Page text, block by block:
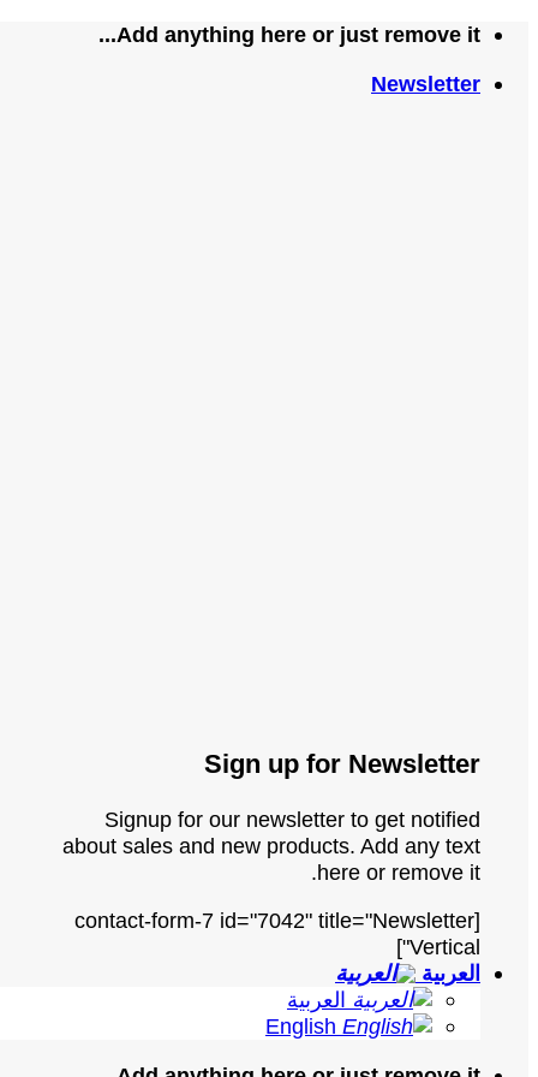
تخطيAdd anything here or just remove it...
Newsletter
Sign up for Newsletter
Signup for our newsletter to get notified
about sales and new products. Add any text
here or remove it.
[contact-form-7 id="7042" title="Newsletter
Vertical"]
العربية
العربية